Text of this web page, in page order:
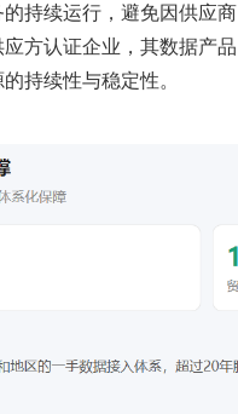
持续运行，避免因供应
方认证企业，其数据产
持续性与稳定性。